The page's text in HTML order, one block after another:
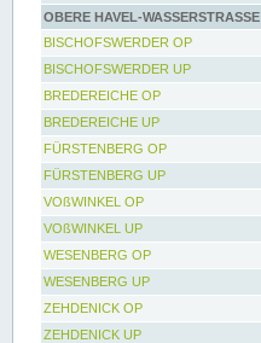
OBERE HAVEL-WASSERSTRASSE
BISCHOFSWERDER OP
BISCHOFSWERDER UP
BREDEREICHE OP
BREDEREICHE UP
FÜRSTENBERG OP
FÜRSTENBERG UP
VOßWINKEL OP
VOßWINKEL UP
WESENBERG OP
WESENBERG UP
ZEHDENICK OP
ZEHDENICK UP